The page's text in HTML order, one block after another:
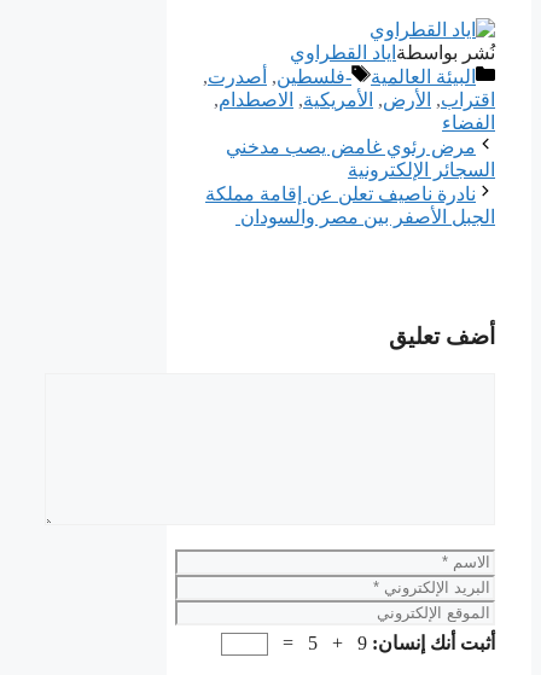
نُشر بواسطة اياد القطراوي
التصنيفات
البيئة العالمية الوسوم
-فلسطين, أصدرت,
اقتراب, الأرض, ﺍﻷﻣﺮﻳﻜﻴﺔ, الاصطدام,
الفضاء
مرض رئوي غامض يصب مدخني
السجائر الإلكترونية
نادرة ناصيف تعلن عن إقامة مملكة
الجبل الأصفر بين مصر والسودان
أضف تعليق
الاسم
البريد
الإلكتروني
الموقع
الإلكتروني
أثبت أنك إنسان: 9 + 5 =